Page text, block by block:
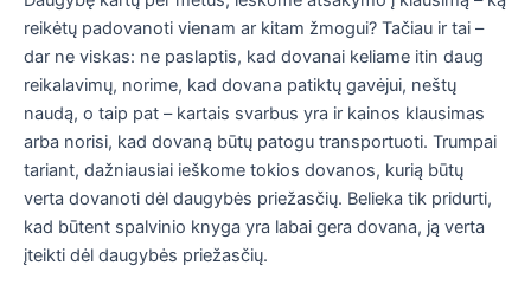
reikėtų padovanoti vienam ar kitam žmogui? Tačiau ir tai –
dar ne viskas: ne paslaptis, kad dovanai keliame itin daug
reikalavimų, norime, kad dovana patiktų gavėjui, neštų
naudą, o taip pat – kartais svarbus yra ir kainos klausimas
arba norisi, kad dovaną būtų patogu transportuoti. Trumpai
tariant, dažniausiai ieškome tokios dovanos, kurią būtų
verta dovanoti dėl daugybės priežasčių. Belieka tik pridurti,
kad būtent spalvinio knyga yra labai gera dovana, ją verta
įteikti dėl daugybės priežasčių.